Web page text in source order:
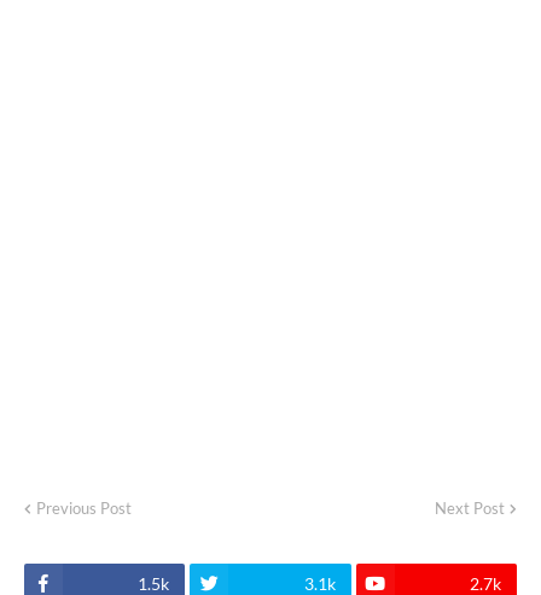
Previous Post Next Post
1.5k 3.1k 2.7k